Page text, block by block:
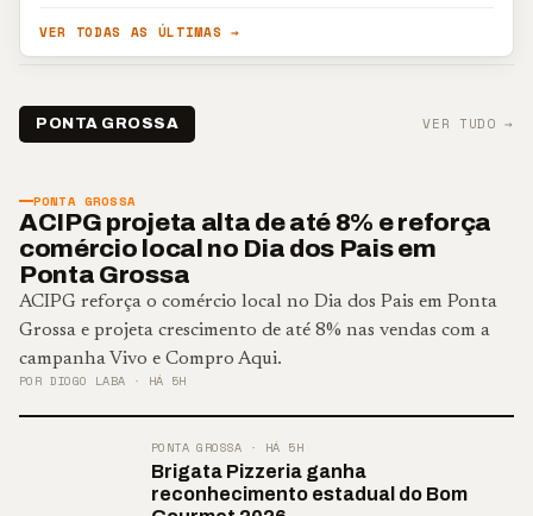
VER TODAS AS ÚLTIMAS →
PONTA GROSSA VER TUDO →
PONTA GROSSA
ACIPG projeta alta de até 8% e reforça
comércio local no Dia dos Pais em
Ponta Grossa
ACIPG reforça o comércio local no Dia dos Pais em Ponta
Grossa e projeta crescimento de até 8% nas vendas com a
campanha Vivo e Compro Aqui.
POR DIOGO LABA · HÁ 5H
PONTA GROSSA · HÁ 5H
Brigata Pizzeria ganha
reconhecimento estadual do Bom